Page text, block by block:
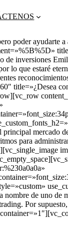
poder ayudarte a
de inversiones
lo que estaré
title=»¿Desea
mercado
para
de uno de
Por